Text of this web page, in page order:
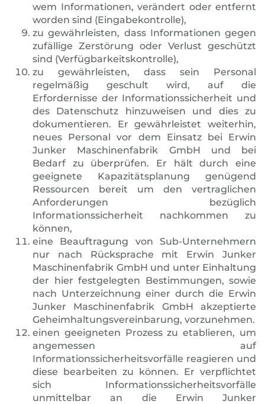
wem Informationen, verändert oder entfernt
worden sind (Eingabekontrolle),
zu gewährleisten, dass Informationen gegen
zufällige Zerstörung oder Verlust geschützt
sind (Verfügbarkeitskontrolle),
zu gewährleisten, dass sein Personal
regelmäßig geschult wird, auf die
Erfordernisse der Informationssicherheit und
des Datenschutz hinzuweisen und dies zu
dokumentieren. Er gewährleistet weiterhin,
neues Personal vor dem Einsatz bei Erwin
Junker Maschinenfabrik GmbH und bei
Bedarf zu überprüfen. Er hält durch eine
geeignete Kapazitätsplanung genügend
Ressourcen bereit um den vertraglichen
Anforderungen bezüglich
Informationssicherheit nachkommen zu
können,
eine Beauftragung von Sub-Unternehmern
nur nach Rücksprache mit Erwin Junker
Maschinenfabrik GmbH und unter Einhaltung
der hier festgelegten Bestimmungen, sowie
nach Unterzeichnung einer durch die Erwin
Junker Maschinenfabrik GmbH akzeptierte
Geheimhaltungsvereinbarung, vorzunehmen.
einen geeigneten Prozess zu etablieren, um
angemessen auf
Informationssicherheitsvorfälle reagieren und
diese bearbeiten zu können. Er verpflichtet
sich Informationssicherheitsvorfälle
unmittelbar an die Erwin Junker